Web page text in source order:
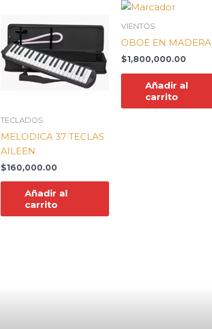
TECLADOS
MELODICA 37 TECLAS
AILEEN
$160,000.00
Añadir al
carrito
VIENTOS
OBOE EN MADERA
$1,800,000.00
Añadir al
carrito